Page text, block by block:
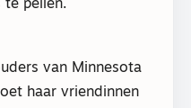
te peilen.
van Minnesota
haar vriendinnen